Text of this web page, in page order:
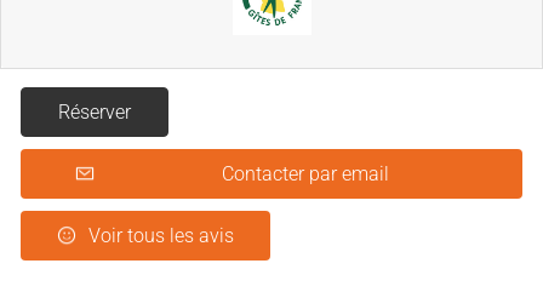
Réserver
Contacter par email
Voir tous les avis